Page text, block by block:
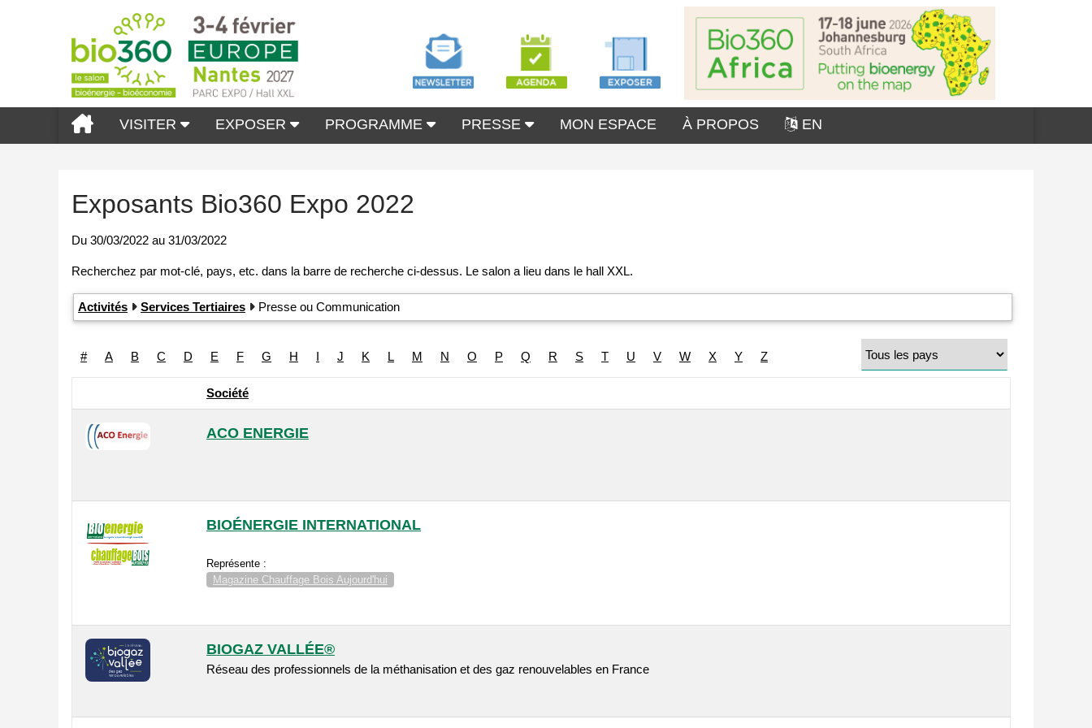
VISITER EXPOSER PROGRAMME PRESSE MON ESPACE À PROPOS EN
Exposants Bio360 Expo 2022
Du 30/03/2022 au 31/03/2022
Activités Services Tertiaires Presse ou Communication
# A B C D E F G H I J K L M N O P Q R S T U V W X Y Z
Société
ACO ENERGIE
BIOÉNERGIE INTERNATIONAL
Représente :
Magazine Chauffage Bois Aujourd'hui
BIOGAZ VALLÉE®
Réseau des professionnels de la méthanisation et des gaz renouvelables en France